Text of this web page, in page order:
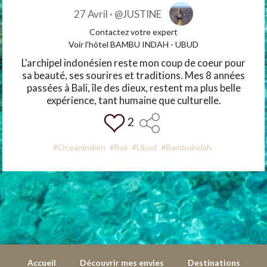
27 Avril · @JUSTINE
Contactez votre expert
Voir l'hôtel BAMBU INDAH - UBUD
L'archipel indonésien reste mon coup de coeur pour
sa beauté, ses sourires et traditions. Mes 8 années
passées à Bali, île des dieux, restent ma plus belle
expérience, tant humaine que culturelle.
2
#Oceanindien #Bali #Ubud #Bambuindah
Accueil Découvrir mes envies Destinations